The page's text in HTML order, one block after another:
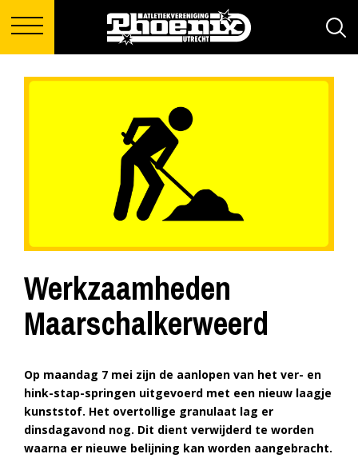
Werkzaamheden
Maarschalkerweerd
Op maandag 7 mei zijn de aanlopen van het ver- en
hink-stap-springen uitgevoerd met een nieuw laagje
kunststof. Het overtollige granulaat lag er
dinsdagavond nog. Dit dient verwijderd te worden
waarna er nieuwe belijning kan worden aangebracht.